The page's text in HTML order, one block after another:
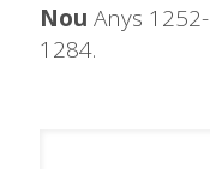
Nou Anys 1252-
1284.